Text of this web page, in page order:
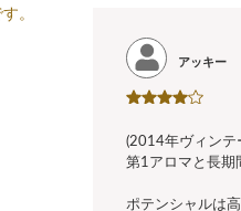
。
アッキー
(2014年ヴィンテ
第1アロマと長期
ポテンシャルは